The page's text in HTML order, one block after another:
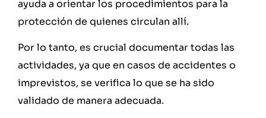
ayuda a orientar los procedimientos para la
protección de quienes circulan allí.
Por lo tanto, es crucial documentar todas las
actividades, ya que en casos de accidentes o
imprevistos, se verifica lo que se ha sido
validado de manera adecuada.